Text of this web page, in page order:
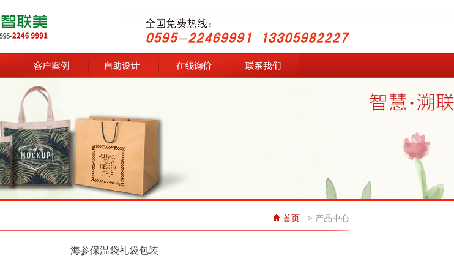
客户案例
首页 > 产品中心
海参保温袋礼袋包装